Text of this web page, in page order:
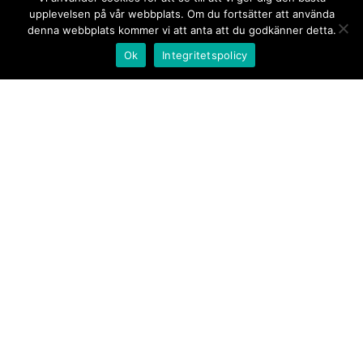
upplevelsen på vår webbplats. Om du fortsätter att använda
denna webbplats kommer vi att anta att du godkänner detta.
Ok
Integritetspolicy